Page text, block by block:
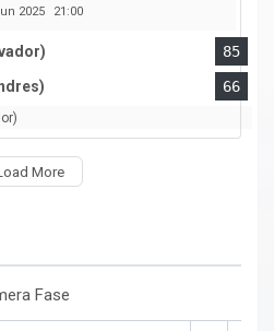
2025 21:00
85
66
More
Fase